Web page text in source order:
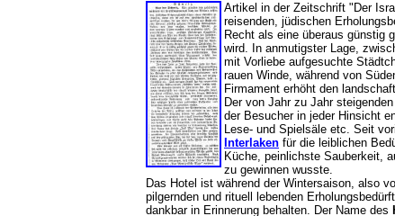
Artikel in der Zeitschrift "Der
reisenden, jüdischen
Recht als eine überaus günstig
wird. In anmutigster Lage,
mit Vorliebe aufgesuchte
rauen Winde, während von
Firmament erhöht den
Der von Jahr zu Jahr
der Besucher in jeder Hinsicht
Lese- und Spielsäle etc. Seit
Interlaken für die leiblichen
Küche, peinlichste Sauberkeit,
zu gewinnen wusste.
Das Hotel ist während der Wintersaison, also
pilgernden und rituell lebenden
dankbar in Erinnerung behalten. Der Name des